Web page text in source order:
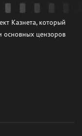
Казнета, который
основных цензоров